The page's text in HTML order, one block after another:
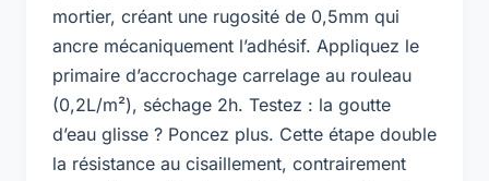
mortier, créant une rugosité de 0,5mm qui
ancre mécaniquement l’adhésif. Appliquez le
primaire d’accrochage carrelage au rouleau
(0,2L/m²), séchage 2h. Testez : la goutte
d’eau glisse ? Poncez plus. Cette étape double
la résistance au cisaillement, contrairement